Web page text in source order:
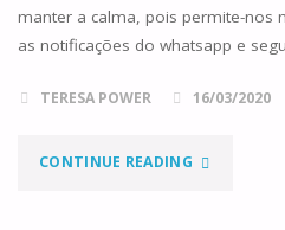
manter a calma, pois permite-nos
as notificações do whatsapp e
TERESA POWER 16/03/2020
CONTINUE READING"MANTER